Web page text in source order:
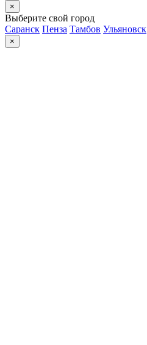
×
Выберите свой город
Саранск Пенза Тамбов Ульяновск
×